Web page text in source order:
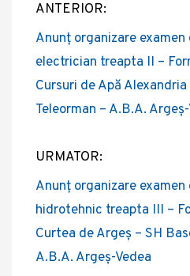
Post
navigation
ANTERIOR:
Anunț organizare
electrician treapta II –
Cursuri de Apă
Teleorman – A.B.A.
URMATOR:
Anunț organizare
hidrotehnic treapta III –
Curtea de Argeș – SH
A.B.A. Argeș-Vedea